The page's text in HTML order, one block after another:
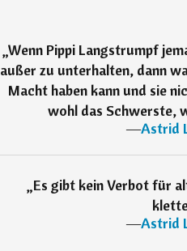
„Wenn Pippi Langstrumpf
außer zu unterhalten, dann
Macht haben kann und sie
wohl das Schwerste,
―Astrid
„Es gibt kein Verbot für
―Astrid